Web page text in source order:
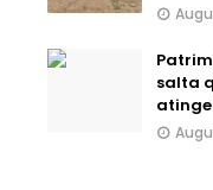
salta
atinge